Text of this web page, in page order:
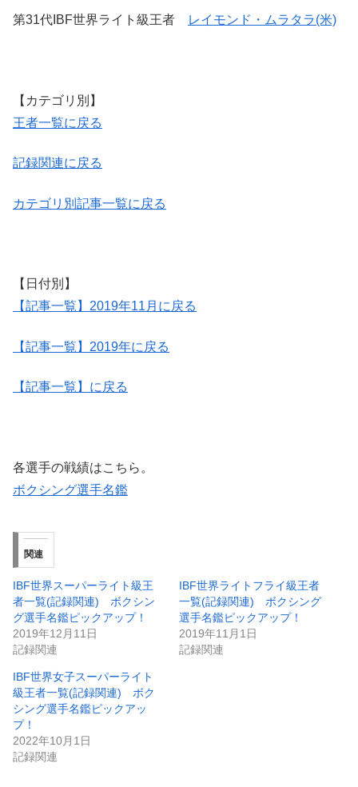
第31代IBF世界ライト級王者 レイモンド・ムラタラ(米)
【カテゴリ別】
王者一覧に戻る
記録関連に戻る
カテゴリ別記事一覧に戻る
【日付別】
【記事一覧】2019年11月に戻る
【記事一覧】2019年に戻る
【記事一覧】に戻る
各選手の戦績はこちら。
ボクシング選手名鑑
関連
IBF世界スーパーライト級王
者一覧(記録関連) ボクシン
グ選手名鑑ピックアップ！
2019年12月11日
記録関連
IBF世界ライトフライ級王者
一覧(記録関連) ボクシング
選手名鑑ピックアップ！
2019年11月1日
記録関連
IBF世界女子スーパーライト
級王者一覧(記録関連) ボク
シング選手名鑑ピックアッ
プ！
2022年10月1日
記録関連